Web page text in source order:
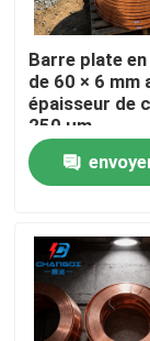
Aperçu
Produits
Vidéos
A propos de
Barre plate
de 60 × 6 mm
épaisseur de
250 μm